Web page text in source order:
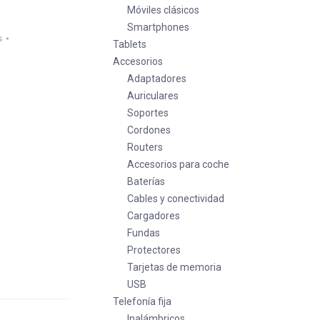
Móviles clásicos
Smartphones
Tablets
Accesorios
Adaptadores
Auriculares
Soportes
Cordones
Routers
Accesorios para coche
Baterías
Cables y conectividad
Cargadores
Fundas
Protectores
Tarjetas de memoria
USB
Telefonía fija